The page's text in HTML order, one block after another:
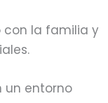
con la familia y
un entorno